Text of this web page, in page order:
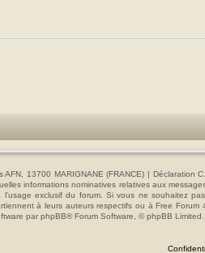
13700 MARIGNANE (FRANCE) |
informations nominatives relatives aux
exclusif du forum. Si vous ne souhaitez
à leurs auteurs respectifs ou à Free
par phpBB® Forum Software, © phpBB Limited.